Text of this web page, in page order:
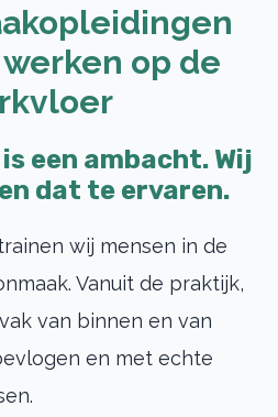
op de
een ambacht. Wij
dat te ervaren.
wij mensen in de
Vanuit de praktijk,
van binnen en van
en met echte